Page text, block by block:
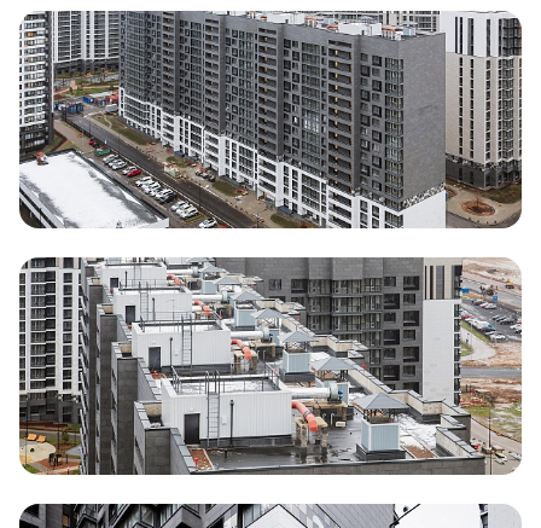
Документация
ВЫБРАТЬ КВАРТИРУ
Проекты
О компании
Жизнь в мавис